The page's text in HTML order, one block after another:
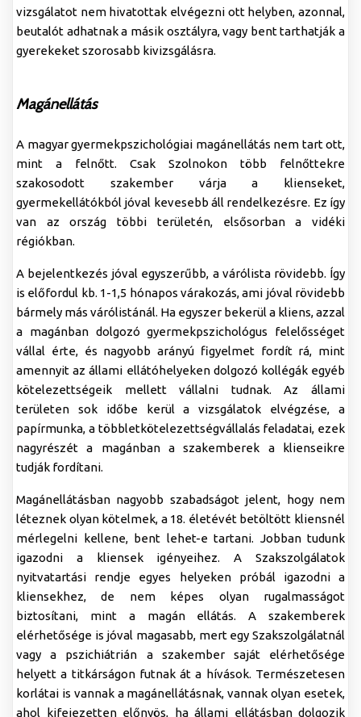
vizsgálatot nem hivatottak elvégezni ott helyben, azonnal,
beutalót adhatnak a másik osztályra, vagy bent tarthatják a
gyerekeket szorosabb kivizsgálásra.
Magánellátás
A magyar gyermekpszichológiai magánellátás nem tart ott,
mint a felnőtt. Csak Szolnokon több felnőttekre
szakosodott szakember várja a klienseket,
gyermekellátókból jóval kevesebb áll rendelkezésre. Ez így
van az ország többi területén, elsősorban a vidéki
régiókban.
A bejelentkezés jóval egyszerűbb, a várólista rövidebb. Így
is előfordul kb. 1-1,5 hónapos várakozás, ami jóval rövidebb
bármely más várólistánál. Ha egyszer bekerül a kliens, azzal
a magánban dolgozó gyermekpszichológus felelősséget
vállal érte, és nagyobb arányú figyelmet fordít rá, mint
amennyit az állami ellátóhelyeken dolgozó kollégák egyéb
kötelezettségeik mellett vállalni tudnak. Az állami
területen sok időbe kerül a vizsgálatok elvégzése, a
papírmunka, a többletkötelezettségvállalás feladatai, ezek
nagyrészét a magánban a szakemberek a klienseikre
tudják fordítani.
Magánellátásban nagyobb szabadságot jelent, hogy nem
léteznek olyan kötelmek, a 18. életévét betöltött kliensnél
mérlegelni kellene, bent lehet-e tartani. Jobban tudunk
igazodni a kliensek igényeihez. A Szakszolgálatok
nyitvatartási rendje egyes helyeken próbál igazodni a
kliensekhez, de nem képes olyan rugalmasságot
biztosítani, mint a magán ellátás. A szakemberek
elérhetősége is jóval magasabb, mert egy Szakszolgálatnál
vagy a pszichiátrián a szakember saját elérhetősége
helyett a titkárságon futnak át a hívások. Természetesen
korlátai is vannak a magánellátásnak, vannak olyan esetek,
ahol kifejezetten előnyös, ha állami ellátásban dolgozik